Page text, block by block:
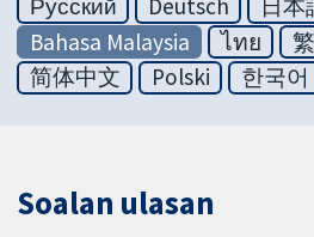
Русский
Deutsch
日本
Bahasa Malaysia
ไทย
简体中文
Polski 한국어
Soalan ulasan